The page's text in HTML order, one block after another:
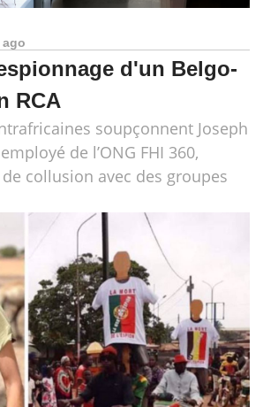
d'un Belgo-
RCA
soupçonnent Joseph
de l’ONG FHI 360,
de collusion avec des groupes